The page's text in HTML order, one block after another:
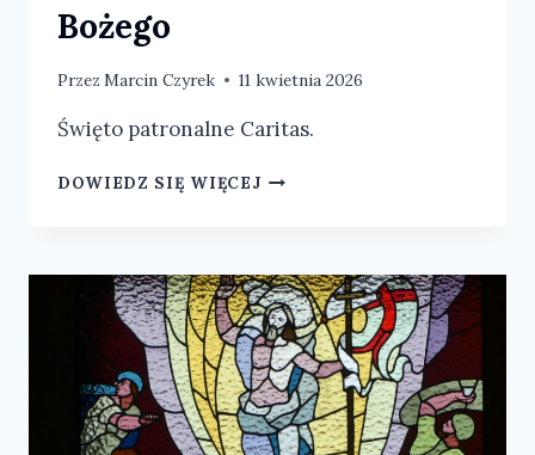
Bożego
Przez Marcin Czyrek 11 kwietnia 2026
Święto patronalne Caritas.
DOWIEDZ SIĘ WIĘCEJNIEDZIELA